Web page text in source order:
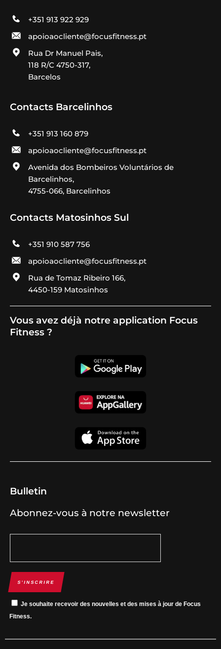
+351 913 922 929
apoioaocliente@focusfitness.pt
Rua Dr Manuel Pais,
118 R/C 4750-317,
Barcelos
Contacts Barcelinhos
+351 913 160 879
apoioaocliente@focusfitness.pt
Avenida dos Bombeiros Voluntários de
Barcelinhos,
4755-066, Barcelinhos
Contacts Matosinhos Sul
+351 910 587 756
apoioaocliente@focusfitness.pt
Rua de Tomaz Ribeiro 166,
4450-159 Matosinhos
Vous avez déjà notre application Focus
Fitness ?
Bulletin
Abonnez-vous à notre newsletter
S’INSCRIRE
Je souhaite recevoir des nouvelles et des mises à jour de Focus
Fitness.